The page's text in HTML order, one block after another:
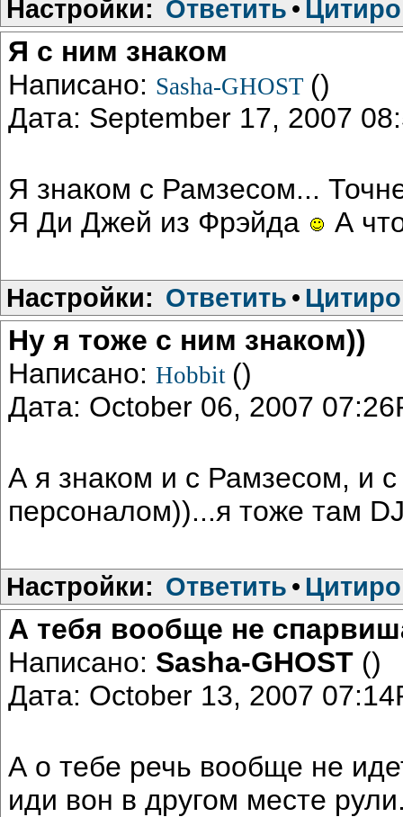
Настройки: Ответить •
Я с ним знаком
Написано: Sasha-GHOST ()
Дата: September 17, 2007
Я знаком с Рамзесом...
Я Ди Джей из Фрэйда
А
Настройки: Ответить •
Ну я тоже с ним знаком))
Написано: Hobbit ()
Дата: October 06, 2007
А я знаком и с Рамзесом, и
персоналом))...я тоже там
Настройки: Ответить •
А тебя вообще не
Написано: Sasha-GHOST ()
Дата: October 13, 2007
А о тебе речь вообще не
иди вон в другом месте